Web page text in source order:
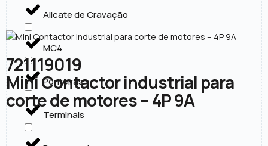
Alicate de Cravação
MC4
Ponteiras
Terminais
721119019
Mini Contactor industrial para
corte de motores – 4P 9A